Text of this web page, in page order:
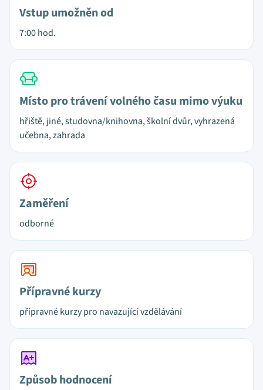
Vstup umožněn od
7:00 hod.
Místo pro trávení volného času mimo výuku
hřiště, jiné, studovna/knihovna, školní dvůr, vyhrazená
učebna, zahrada
Zaměření
odborné
Přípravné kurzy
přípravné kurzy pro navazující vzdělávání
Způsob hodnocení